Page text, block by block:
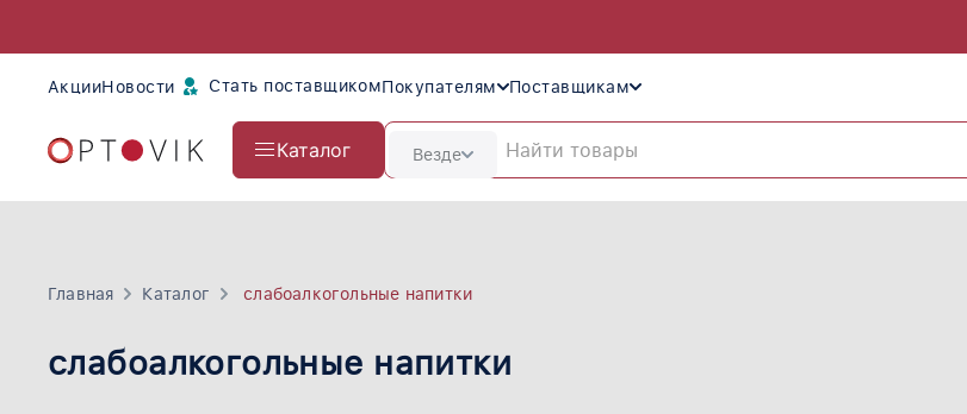
АкцииНовости Стать поставщикомПокупателям Поставщикам
Каталог Везде
Главная Каталог слабоалкогольные напитки
слабоалкогольные напитки